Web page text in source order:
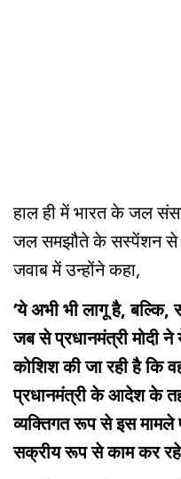
हाल ही में भारत के जल
जल समझौते के सस्पेंशन से
जवाब में उन्होंने कहा,
‘ये अभी भी लागू है,
जब से प्रधानमंत्री मोदी
कोशिश की जा रही है कि
प्रधानमंत्री के आदेश के
व्यक्तिगत रूप से इस
सक्रीय रूप से काम कर रहे